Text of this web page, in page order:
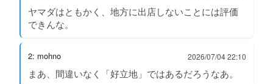
ヤマダはともかく、地方に出店しないことには評価
できんな。
2: mohno 2026/07/04 22:10
まあ、間違いなく「好立地」ではあるだろうなあ。